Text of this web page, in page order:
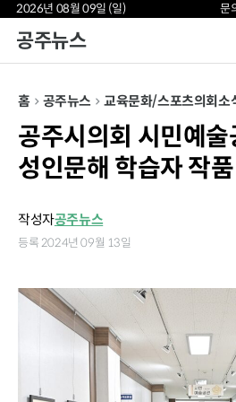
2026년 08월 09일 (일) 문
공주뉴스
홈 공주뉴스 교육문화/스포츠의회소
공주시의회 시민예술
성인문해 학습자 작품
작성자공주뉴스
등록 2024년 09월 13일